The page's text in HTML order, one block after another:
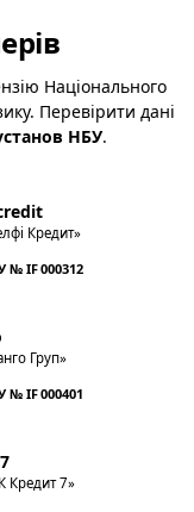
Національного
Перевірити дані
НБУ.
Кредит»
№ IF 000312
Груп»
№ IF 000401
Кредит 7»